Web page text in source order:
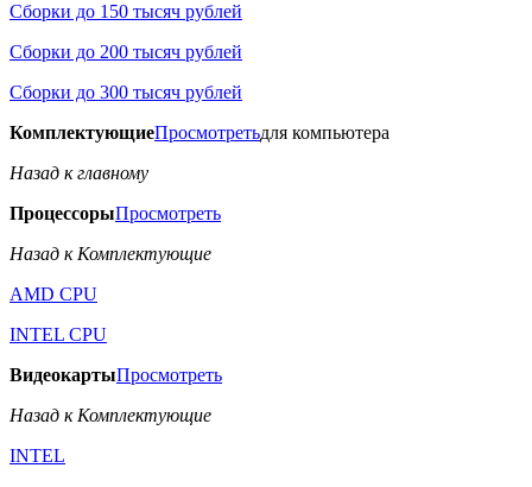
Сборки до 150 тысяч рублей
Сборки до 200 тысяч рублей
Сборки до 300 тысяч рублей
КомплектующиеПросмотретьдля компьютера
Назад к главному
ПроцессорыПросмотреть
Назад к Комплектующие
AMD CPU
INTEL CPU
ВидеокартыПросмотреть
Назад к Комплектующие
INTEL